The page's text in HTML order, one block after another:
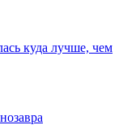
куда лучше, чем